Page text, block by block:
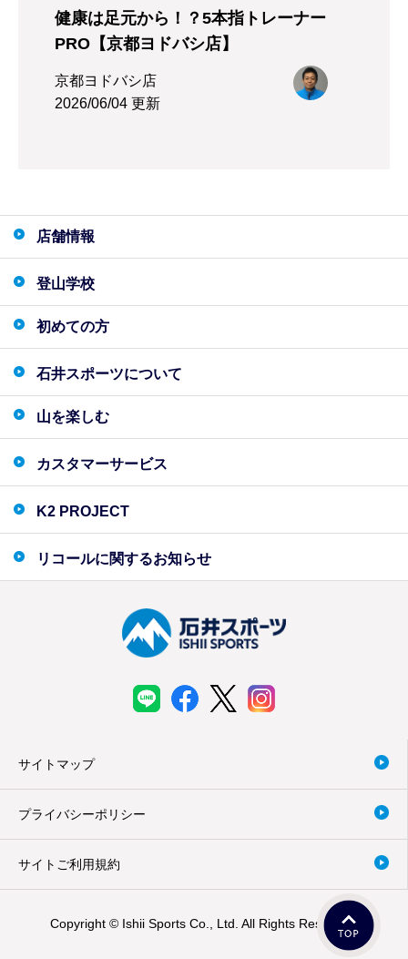
健康は足元から！？5本指トレーナー
PRO【京都ヨドバシ店】
京都ヨドバシ店
2026/06/04 更新
店舗情報
登山学校
初めての方
石井スポーツについて
山を楽しむ
カスタマーサービス
K2 PROJECT
リコールに関するお知らせ
サイトマップ
プライバシーポリシー
サイトご利用規約
Copyright © Ishii Sports Co., Ltd. All Rights Reserved.